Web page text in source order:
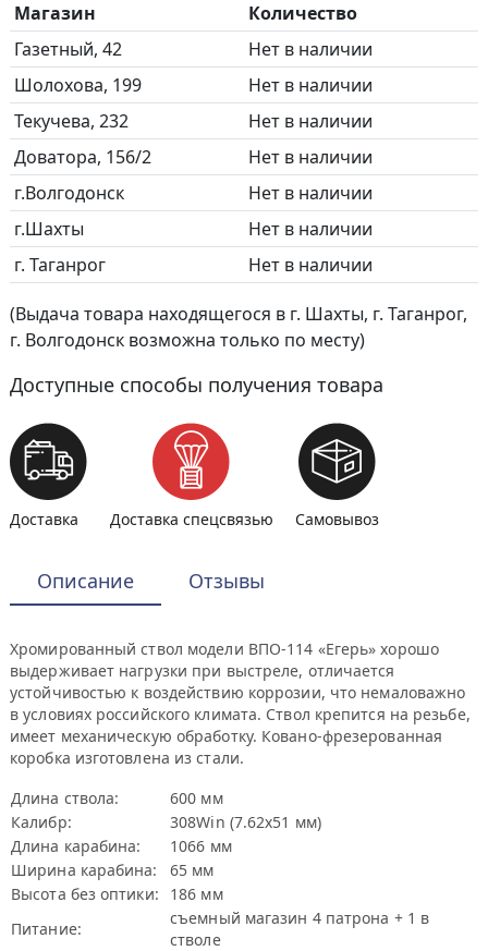
Магазин
Количество
Газетный, 42
Нет в наличии
Шолохова, 199
Нет в наличии
Текучева, 232
Нет в наличии
Доватора, 156/2
Нет в наличии
г.Волгодонск
Нет в наличии
г.Шахты
Нет в наличии
г. Таганрог
Нет в наличии
(Выдача товара находящегося в г. Шахты, г. Таганрог,
г. Волгодонск возможна только по месту)
Доступные способы получения товара
Доставка Доставка спецсвязью Самовывоз
Описание Отзывы
Хромированный ствол модели ВПО-114 «Егерь» хорошо
выдерживает нагрузки при выстреле, отличается
устойчивостью к воздействию коррозии, что немаловажно
в условиях российского климата. Ствол крепится на резьбе,
имеет механическую обработку. Ковано-фрезерованная
коробка изготовлена из стали.
Длина ствола:
600 мм
Калибр:
308Win (7.62х51 мм)
Длина карабина:
1066 мм
Ширина карабина:
65 мм
Высота без оптики:
186 мм
Питание:
съемный магазин 4 патрона + 1 в
стволе